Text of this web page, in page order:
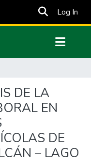
Log In
DE LA
EN
DE
– LAGO